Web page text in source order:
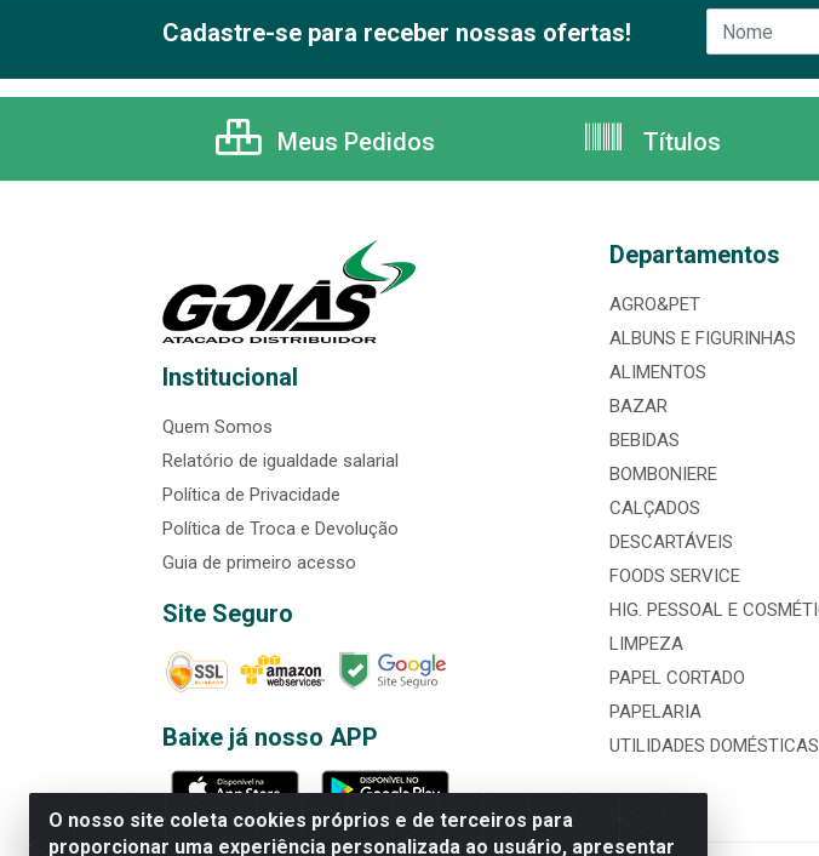
O nosso site coleta cookies próprios e de terceiros para
proporcionar uma experiência personalizada ao usuário, apresentar
Cadastre-se para receber nossas ofertas!
Meus Pedidos Títulos
Institucional
Quem Somos
Relatório de igualdade salarial
Política de Privacidade
Política de Troca e Devolução
Guia de primeiro acesso
Site Seguro
Baixe já nosso APP
Departamentos
AGRO&PET
ALBUNS E FIGURINHAS
ALIMENTOS
BAZAR
BEBIDAS
BOMBONIERE
CALÇADOS
DESCARTÁVEIS
FOODS SERVICE
HIG. PESSOAL E
LIMPEZA
PAPEL CORTADO
PAPELARIA
UTILIDADES DOMÉSTICAS